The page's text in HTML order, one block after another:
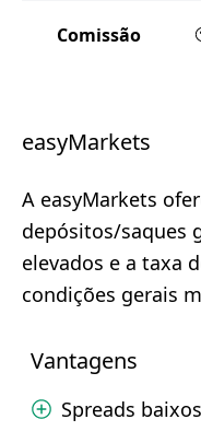
Comissão
easyMarkets
A easyMarkets
depósitos/saques
elevados e a taxa
condições gerais
Vantagens
Spreads baixos